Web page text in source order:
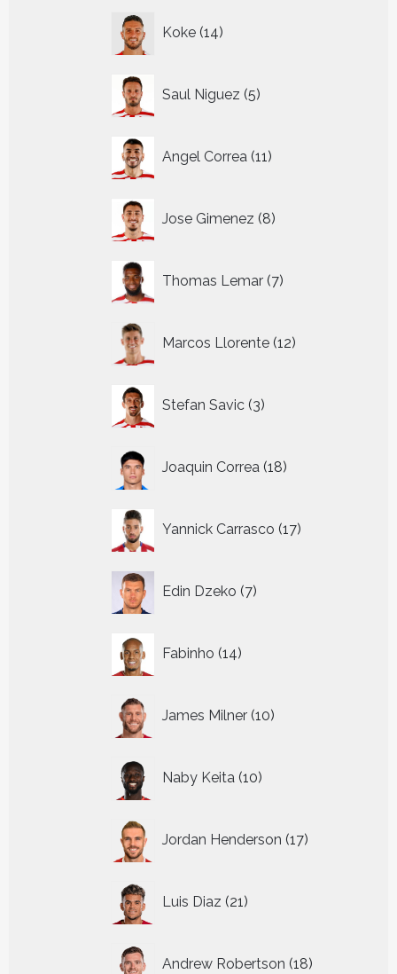
Koke 14
producten
Saul Niguez 5
producten
Angel Correa 11
producten
Jose Gimenez 8
producten
Thomas Lemar 7
producten
Marcos Llorente 12
producten
Stefan Savic 3
producten
Joaquin Correa 18
producten
Yannick Carrasco 17
producten
Edin Dzeko 7
producten
Fabinho 14
producten
James Milner 10
producten
Naby Keita 10
producten
Jordan Henderson 17
producten
Luis Diaz 21
producten
Andrew Robertson 18